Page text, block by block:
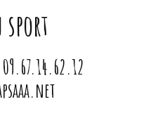
09.67.14.62.12